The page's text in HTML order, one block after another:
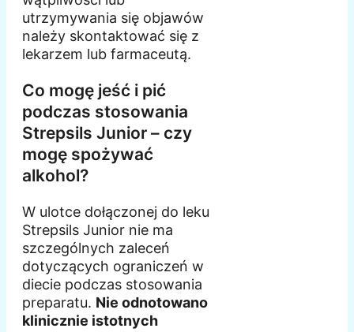
utrzymywania się objawów
należy skontaktować się z
lekarzem lub farmaceutą.
Co mogę jeść i pić
podczas stosowania
Strepsils Junior – czy
mogę spożywać
alkohol?
W ulotce dołączonej do leku
Strepsils Junior nie ma
szczególnych zaleceń
dotyczących ograniczeń w
diecie podczas stosowania
preparatu. Nie odnotowano
klinicznie istotnych